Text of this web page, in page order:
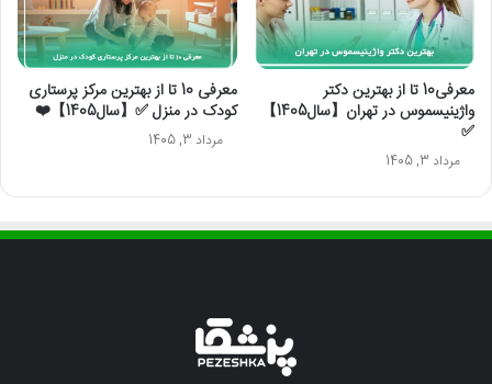
معرفی10 تا از بهترین دکتر
واژینیسموس در تهران【سال1405】
✅
مرداد 3, 1405
معرفی 10 تا از بهترین مرکز پرستاری
کودک در منزل ✅【سال1405】❤️
مرداد 3, 1405